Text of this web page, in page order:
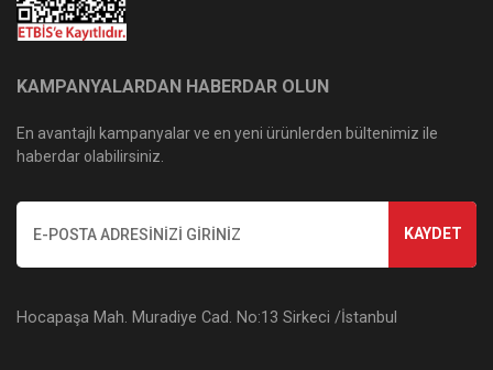
KAMPANYALARDAN HABERDAR OLUN
En avantajlı kampanyalar ve en yeni ürünlerden bültenimiz ile
haberdar olabilirsiniz.
KAYDET
Hocapaşa Mah. Muradiye Cad. No:13 Sirkeci /İstanbul